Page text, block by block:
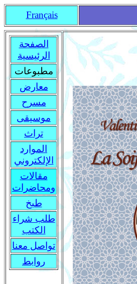
Français
الصفحة
الرئيسية
مطبوعات
معارض
مسرح
موسيقى
تراث
الموارد
الإلكتروني
مقالات
ومحاضرات
طبخ
طلب شراء
الكتب
تواصل معنا
روابط